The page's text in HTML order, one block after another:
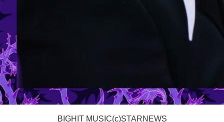
BIGHIT MUSIC(c)STARNEWS